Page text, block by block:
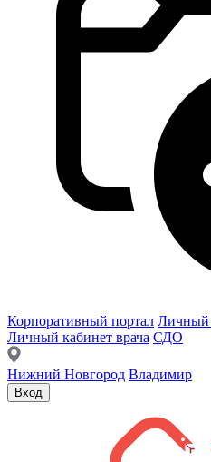
Корпоративный портал Личный
Личный кабинет врача СДО
Нижний Новгород Владимир
Вход